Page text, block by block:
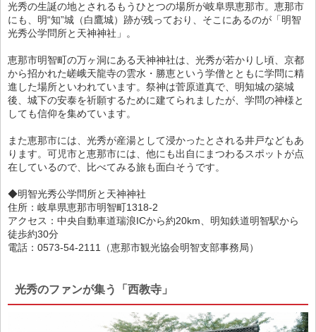
光秀の生誕の地とされるもうひとつの場所が岐阜県恵那市。恵那市
にも、明“知”城（白鷹城）跡が残っており、そこにあるのが「明智
光秀公学問所と天神神社」。
恵那市明智町の万ヶ洞にある天神神社は、光秀が若かりし頃、京都
から招かれた嵯峨天龍寺の雲水・勝恵という学僧とともに学問に精
進した場所といわれています。祭神は菅原道真で、明知城の築城
後、城下の安泰を祈願するために建てられましたが、学問の神様と
しても信仰を集めています。
また恵那市には、光秀が産湯として浸かったとされる井戸などもあ
ります。可児市と恵那市には、他にも出自にまつわるスポットが点
在しているので、比べてみる旅も面白そうです。
◆明智光秀公学問所と天神神社
住所：岐阜県恵那市明智町1318-2
アクセス：中央自動車道瑞浪ICから約20km、明知鉄道明智駅から
徒歩約30分
電話：0573-54-2111（恵那市観光協会明智支部事務局）
光秀のファンが集う「西教寺」